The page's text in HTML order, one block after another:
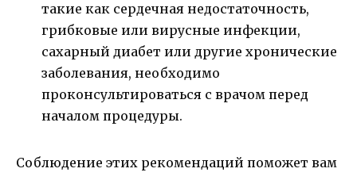
такие как сердечная недостаточность,
грибковые или вирусные инфекции,
сахарный диабет или другие хронические
заболевания, необходимо
проконсультироваться с врачом перед
началом процедуры.
Соблюдение этих рекомендаций поможет вам